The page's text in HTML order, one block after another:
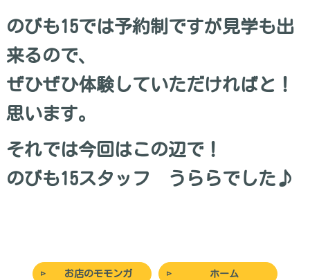
のびも15では予約制ですが見学も出
来るので、
ぜひぜひ体験していただければと！
思います。
それでは今回はこの辺で！
のびも15スタッフ うららでした♪
お店のモモンガ ホーム